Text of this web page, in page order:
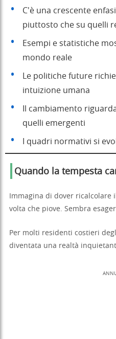
C'è una crescente
piuttosto che su quelli
Esempi e statistiche
mondo reale
Le politiche future
intuizione umana
Il cambiamento
quelli emergenti
I quadri normativi si
Quando la tempesta
Immagina di dover ricalcolare
volta che piove. Sembra
Per molti residenti costieri
diventata una realtà